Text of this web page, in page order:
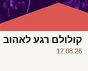
קולולם רגע לאהוב
12.08.26